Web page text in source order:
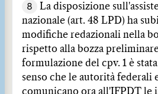
8
La disposizione
nazionale (art. 48 LPD) ha
modifiche redazionali nella
rispetto alla bozza
formulazione del cpv. 1 è
senso che le autorità federali
comunicano ora all'IFPDT le